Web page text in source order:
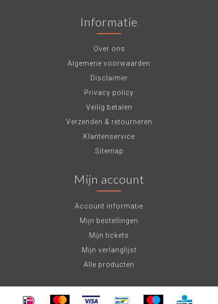
Informatie
Over ons
Algemene voorwaarden
Disclaimer
Privacy policy
Veilig betalen
Verzenden & retourneren
Klantenservice
Sitemap
Mijn account
Account informatie
Mijn bestellingen
Mijn tickets
Mijn verlanglijst
Alle producten